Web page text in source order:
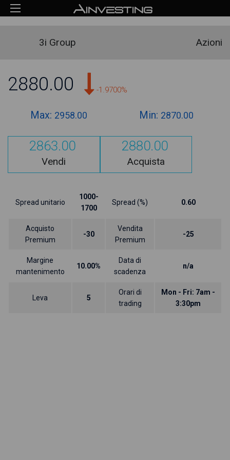
3i Group Azioni
2880.00 -1.9700%
Max: 2958.00 Min: 2870.00
2863.00
Vendi
2880.00
Acquista
Spread unitario
1000-
1700
Spread (%) 0.60
Acquisto
Premium
-30
Vendita
Premium
-25
Margine
mantenimento
10.00%
Data di
scadenza
n/a
Leva 5
Orari di
trading
Mon - Fri: 7am -
3:30pm